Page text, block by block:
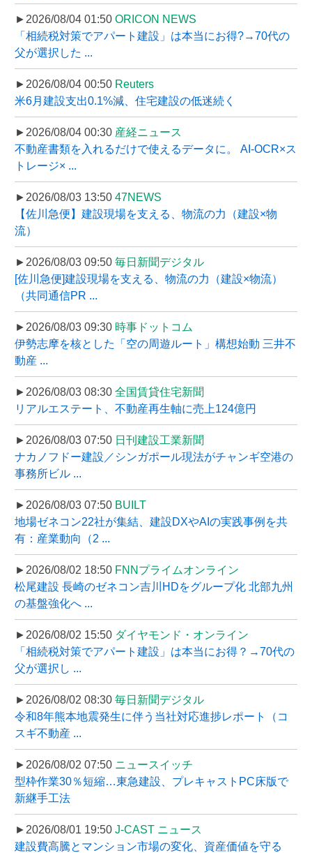
►2026/08/04 01:50 ORICON NEWS
「相続税対策でアパート建設」は本当にお得?→70代の
父が選択した ...
►2026/08/04 00:50 Reuters
米6月建設支出0.1%減、住宅建設の低迷続く
►2026/08/04 00:30 産経ニュース
不動産書類を入れるだけで使えるデータに。 AI-OCR×ス
トレージ× ...
►2026/08/03 13:50 47NEWS
【佐川急便】建設現場を支える、物流の力（建設×物
流）
►2026/08/03 09:50 毎日新聞デジタル
[佐川急便]建設現場を支える、物流の力（建設×物流）
（共同通信PR ...
►2026/08/03 09:30 時事ドットコム
伊勢志摩を核とした「空の周遊ルート」構想始動 三井不
動産 ...
►2026/08/03 08:30 全国賃貸住宅新聞
リアルエステート、不動産再生軸に売上124億円
►2026/08/03 07:50 日刊建設工業新聞
ナカノフドー建設／シンガポール現法がチャンギ空港の
事務所ビル ...
►2026/08/03 07:50 BUILT
地場ゼネコン22社が集結、建設DXやAIの実践事例を共
有：産業動向（2 ...
►2026/08/02 18:50 FNNプライムオンライン
松尾建設 長崎のゼネコン吉川HDをグループ化 北部九州
の基盤強化へ ...
►2026/08/02 15:50 ダイヤモンド・オンライン
「相続税対策でアパート建設」は本当にお得？→70代の
父が選択し ...
►2026/08/02 08:30 毎日新聞デジタル
令和8年熊本地震発生に伴う当社対応進捗レポート（コ
スギ不動産 ...
►2026/08/02 07:50 ニュースイッチ
型枠作業30％短縮…東急建設、プレキャストPC床版で
新継手工法
►2026/08/01 19:50 J-CAST ニュース
建設費高騰とマンション市場の変化、資産価値を守る